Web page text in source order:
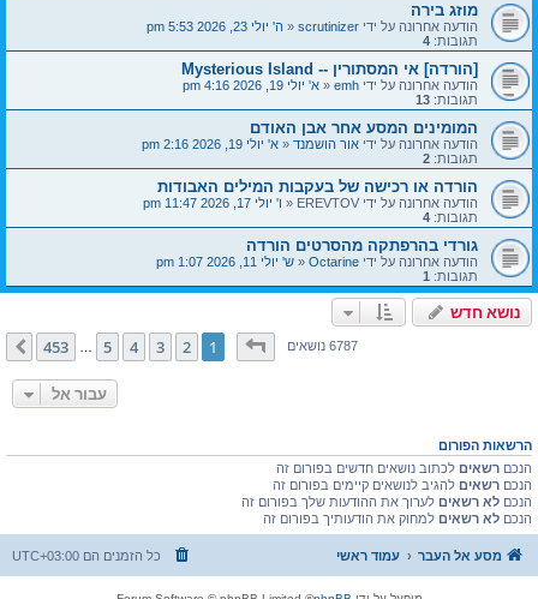
מוזג בירה
הודעה אחרונה על ידי scrutinizer
«ה' יולי 23, 2026 5:53 pm
תגובות: 4
[הורדה] אי המסתורין -- Mysterious Island
הודעה אחרונה על ידי emh
«א' יולי 19, 2026 4:16 pm
תגובות: 13
המומינים המסע אחר אבן האודם
הודעה אחרונה על ידי אור הושמנד«א' יולי 19, 2026 2:16 pm
תגובות: 2
הורדה או רכישה של בעקבות המילים האבודות
הודעה אחרונה על ידי EREVTOV
«ו' יולי 17, 2026 11:47 pm
תגובות: 4
גורדי בהרפתקה מהסרטים הורדה
הודעה אחרונה על ידי Octarine
«ש' יולי 11, 2026 1:07 pm
תגובות: 1
נושא חדש
6787 נושאיםדף1מתוך 453
1
2
3
4
5
…
453 הבא
עבור אל
הרשאות הפורום
הנכם רשאיםלכתוב נושאים חדשים בפורום זה
הנכם רשאיםלהגיב לנושאים קיימים בפורום זה
הנכם לא רשאיםלערוך את ההודעות שלך בפורום זה
הנכם לא רשאיםלמחוק את הודעותיך בפורום זה
מסע אל העבר עמוד ראשי כל הזמנים הם UTC+03:00